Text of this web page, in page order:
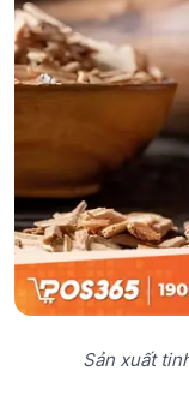
Sản xuất